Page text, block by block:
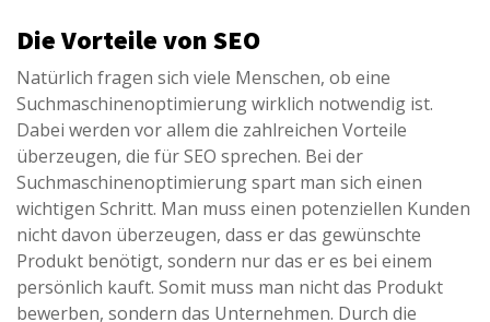
Die Vorteile von SEO
Natürlich fragen sich viele Menschen, ob eine
Suchmaschinenoptimierung wirklich notwendig ist.
Dabei werden vor allem die zahlreichen Vorteile
überzeugen, die für SEO sprechen. Bei der
Suchmaschinenoptimierung spart man sich einen
wichtigen Schritt. Man muss einen potenziellen Kunden
nicht davon überzeugen, dass er das gewünschte
Produkt benötigt, sondern nur das er es bei einem
persönlich kauft. Somit muss man nicht das Produkt
bewerben, sondern das Unternehmen. Durch die